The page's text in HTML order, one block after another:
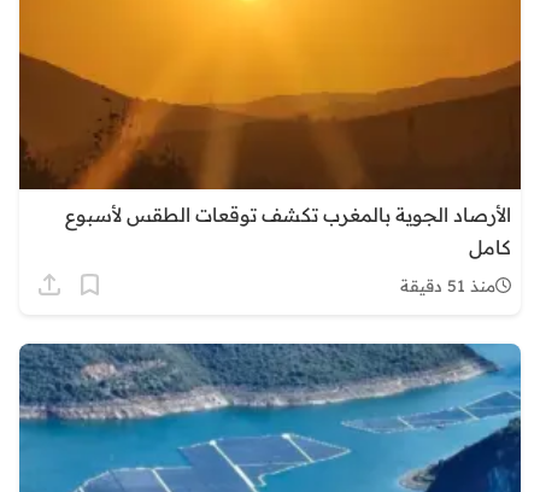
الأرصاد الجوية بالمغرب تكشف توقعات الطقس لأسبوع
كامل
منذ 51 دقيقة